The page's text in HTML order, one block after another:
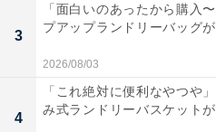
Jackeryのポータブル電源
は？
Jackeryのポータブル電源「
ような口コミが寄せられてい
3
「面白いのあったから購入
プアップランドリーバッグが
2026/08/03
4
「これ絶対に便利なやつや
み式ランドリーバスケット